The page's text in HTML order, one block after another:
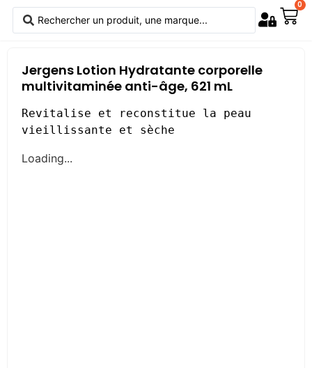
0
Jergens Lotion Hydratante corporelle
multivitaminée anti-âge, 621 mL
Revitalise et reconstitue la peau
vieillissante et sèche
Loading...